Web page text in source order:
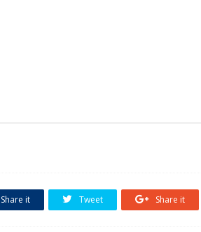
Share it Tweet Share it